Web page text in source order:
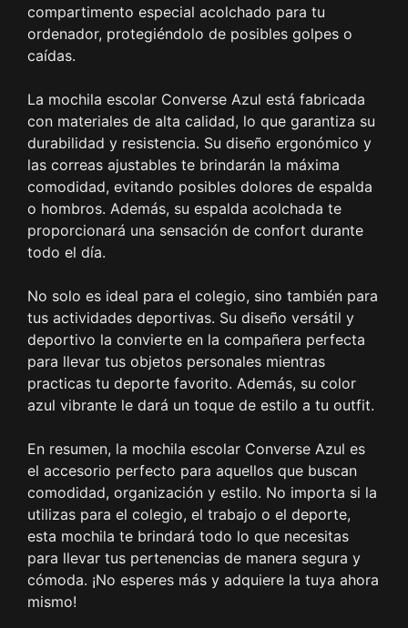
compartimento especial acolchado para tu
ordenador, protegiéndolo de posibles golpes o
caídas.
La mochila escolar Converse Azul está fabricada
con materiales de alta calidad, lo que garantiza su
durabilidad y resistencia. Su diseño ergonómico y
las correas ajustables te brindarán la máxima
comodidad, evitando posibles dolores de espalda
o hombros. Además, su espalda acolchada te
proporcionará una sensación de confort durante
todo el día.
No solo es ideal para el colegio, sino también para
tus actividades deportivas. Su diseño versátil y
deportivo la convierte en la compañera perfecta
para llevar tus objetos personales mientras
practicas tu deporte favorito. Además, su color
azul vibrante le dará un toque de estilo a tu outfit.
En resumen, la mochila escolar Converse Azul es
el accesorio perfecto para aquellos que buscan
comodidad, organización y estilo. No importa si la
utilizas para el colegio, el trabajo o el deporte,
esta mochila te brindará todo lo que necesitas
para llevar tus pertenencias de manera segura y
cómoda. ¡No esperes más y adquiere la tuya ahora
mismo!